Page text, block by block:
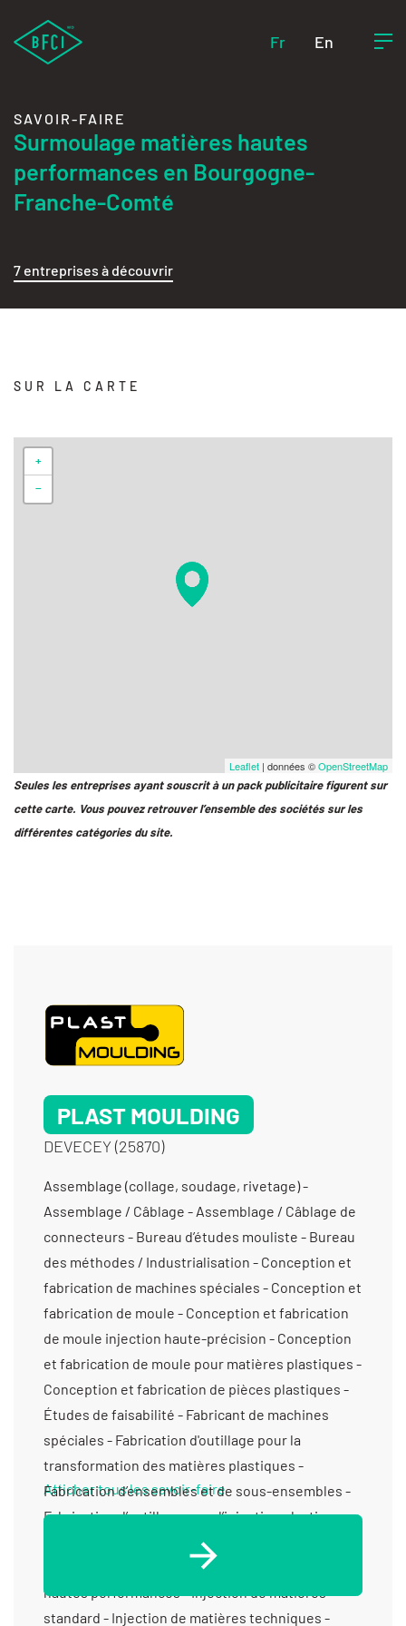
Fr En
SAVOIR-FAIRE
Surmoulage matières hautes
performances en Bourgogne-
Franche-Comté
7 entreprises à découvrir
SUR LA CARTE
+
−
Leaflet | données ©OpenStreetMap
Seules les entreprises ayant souscrit à un pack publicitaire figurent sur
cette carte. Vous pouvez retrouver l’ensemble des sociétés sur les
différentes catégories du site.
PLAST MOULDING
DEVECEY (25870)
Assemblage (collage, soudage, rivetage) -
Assemblage / Câblage - Assemblage / Câblage de
connecteurs - Bureau d’études mouliste - Bureau
des méthodes / Industrialisation - Conception et
fabrication de machines spéciales - Conception et
fabrication de moule - Conception et fabrication
de moule injection haute-précision - Conception
et fabrication de moule pour matières plastiques -
Conception et fabrication de pièces plastiques -
Études de faisabilité - Fabricant de machines
spéciales - Fabrication d'outillage pour la
transformation des matières plastiques -
Fabrication d’ensembles et de sous-ensembles -
Fabrication d’outillage pour l’injection plastique -
Industrialisation de produits / de process -
Injection bi-matières - Injection de matières
hautes performances - Injection de matières
standard - Injection de matières techniques -
Afficher tous les savoir-faire